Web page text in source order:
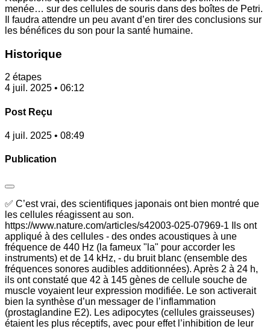
menée… sur des cellules de souris dans des boîtes de Petri.
Il faudra attendre un peu avant d’en tirer des conclusions sur
les bénéfices du son pour la santé humaine.
Historique
2 étapes
4 juil. 2025 • 06:12
Post Reçu
4 juil. 2025 • 08:49
Publication
✅ C’est vrai, des scientifiques japonais ont bien montré que
les cellules réagissent au son.
https://www.nature.com/articles/s42003-025-07969-1 Ils ont
appliqué à des cellules - des ondes acoustiques à une
fréquence de 440 Hz (la fameux "la" pour accorder les
instruments) et de 14 kHz, - du bruit blanc (ensemble des
fréquences sonores audibles additionnées). Après 2 à 24 h,
ils ont constaté que 42 à 145 gènes de cellule souche de
muscle voyaient leur expression modifiée. Le son activerait
bien la synthèse d’un messager de l’inflammation
(prostaglandine E2). Les adipocytes (cellules graisseuses)
étaient les plus réceptifs, avec pour effet l’inhibition de leur